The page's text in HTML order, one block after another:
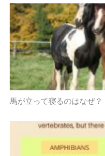
馬が立って寝るのはなぜ？